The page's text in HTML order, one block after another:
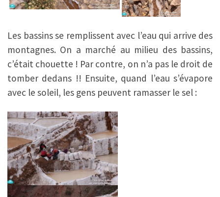
Les bassins se remplissent avec l’eau qui arrive des
montagnes. On a marché au milieu des bassins,
c’était chouette ! Par contre, on n’a pas le droit de
tomber dedans !! Ensuite, quand l’eau s’évapore
avec le soleil, les gens peuvent ramasser le sel :